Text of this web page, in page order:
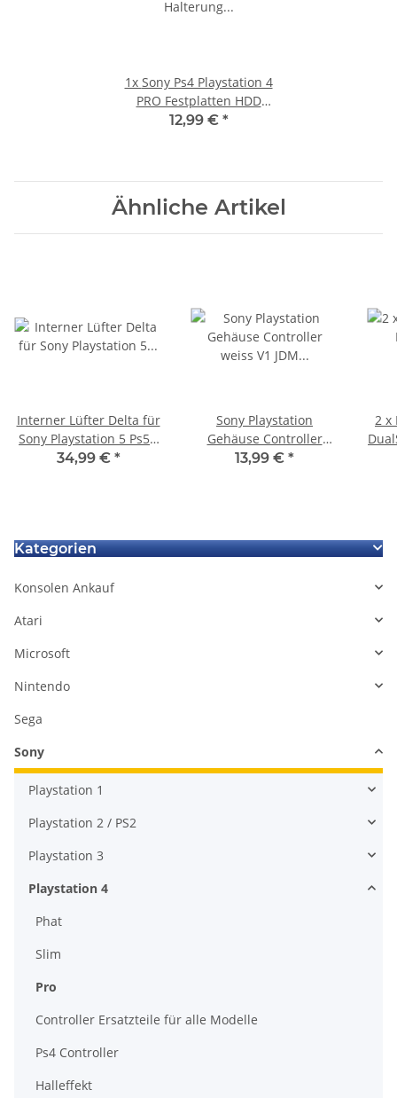
1x Sony Ps4 Playstation 4
PRO Festplatten HDD
Halterung CUH-7016 7116
12,99 € *
Ähnliche Artikel
Interner Lüfter Delta für
Sony Playstation 5 Ps5 -
CFI-1016A - CFI-1116A
34,99 € *
Sony Playstation
Gehäuse Controller
weiss V1 JDM
13,99 € *
2 x
Kategorien
Konsolen Ankauf
Atari
Microsoft
Nintendo
Sega
Sony
Playstation 1
Playstation 2 / PS2
Playstation 3
Playstation 4
Phat
Slim
Pro
Controller Ersatzteile für alle Modelle
Ps4 Controller
Halleffekt